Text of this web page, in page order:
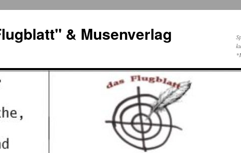
& Musenverlag